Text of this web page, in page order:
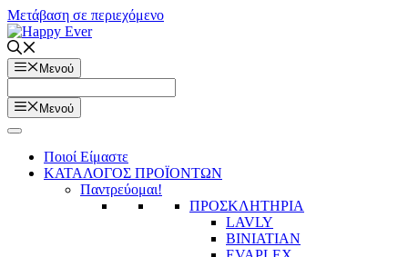
Μετάβαση σε περιεχόμενο
Μενού
Μενού
Ποιοί Είμαστε
ΚΑΤΑΛΟΓΟΣ ΠΡΟΪΟΝΤΩΝ
Παντρεύομαι!
ΠΡΟΣΚΛΗΤΗΡΙΑ
LAVLY
BINIATIAN